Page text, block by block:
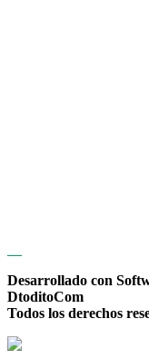
Desarrollado con
DtoditoCom
Todos los derechos